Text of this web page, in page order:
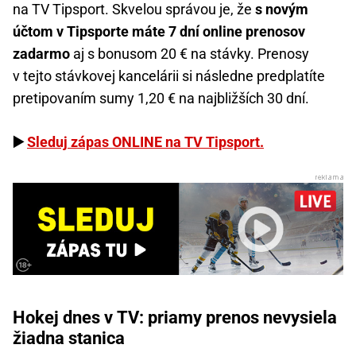
na TV Tipsport. Skvelou správou je, že s novým
účtom v Tipsporte máte 7 dní online prenosov
zadarmo aj s bonusom 20 € na stávky. Prenosy
v tejto stávkovej kancelárii si následne predplatíte
pretipovaním sumy 1,20 € na najbližších 30 dní.
▶️Sleduj zápas ONLINE na TV Tipsport.
Hokej dnes v TV: priamy prenos nevysiela
žiadna stanica